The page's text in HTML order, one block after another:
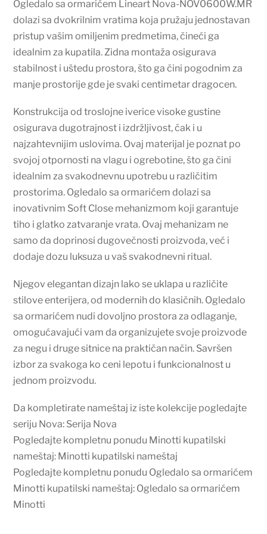
Ogledalo sa ormarićem Lineart Nova-NOV0600W.MR
dolazi sa dvokrilnim vratima koja pružaju jednostavan
pristup vašim omiljenim predmetima, čineći ga
idealnim za kupatila. Zidna montaža osigurava
stabilnost i uštedu prostora, što ga čini pogodnim za
manje prostorije gde je svaki centimetar dragocen.
Konstrukcija od troslojne iverice visoke gustine
osigurava dugotrajnost i izdržljivost, čak i u
najzahtevnijim uslovima. Ovaj materijal je poznat po
svojoj otpornosti na vlagu i ogrebotine, što ga čini
idealnim za svakodnevnu upotrebu u različitim
prostorima. Ogledalo sa ormarićem dolazi sa
inovativnim Soft Close mehanizmom koji garantuje
tiho i glatko zatvaranje vrata. Ovaj mehanizam ne
samo da doprinosi dugovečnosti proizvoda, već i
dodaje dozu luksuza u vaš svakodnevni ritual.
Njegov elegantan dizajn lako se uklapa u različite
stilove enterijera, od modernih do klasičnih. Ogledalo
sa ormarićem nudi dovoljno prostora za odlaganje,
omogućavajući vam da organizujete svoje proizvode
za negu i druge sitnice na praktičan način. Savršen
izbor za svakoga ko ceni lepotu i funkcionalnost u
jednom proizvodu.
Da kompletirate nameštaj iz iste kolekcije pogledajte
seriju Nova: Serija Nova
Pogledajte kompletnu ponudu Minotti kupatilski
nameštaj: Minotti kupatilski nameštaj
Pogledajte kompletnu ponudu Ogledalo sa ormarićem
Minotti kupatilski nameštaj: Ogledalo sa ormarićem
Minotti